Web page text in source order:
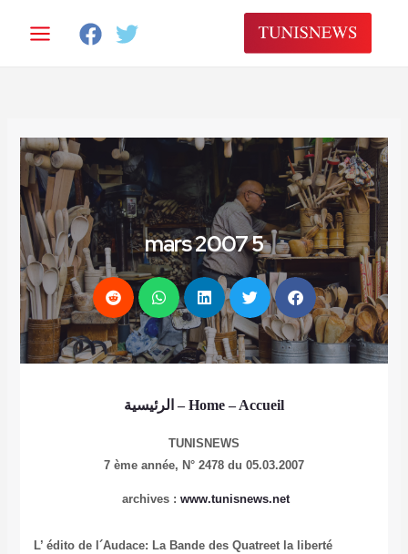
المحتوى
5 mars 2007
Home– Accueil
–الرئيسية
TUNISNEWS
7 ème année, N° 2478 du 05.03.2007
archives : www.tunisnews.net
L’ édito de l´Audace: La Bande des Quatreet la liberté